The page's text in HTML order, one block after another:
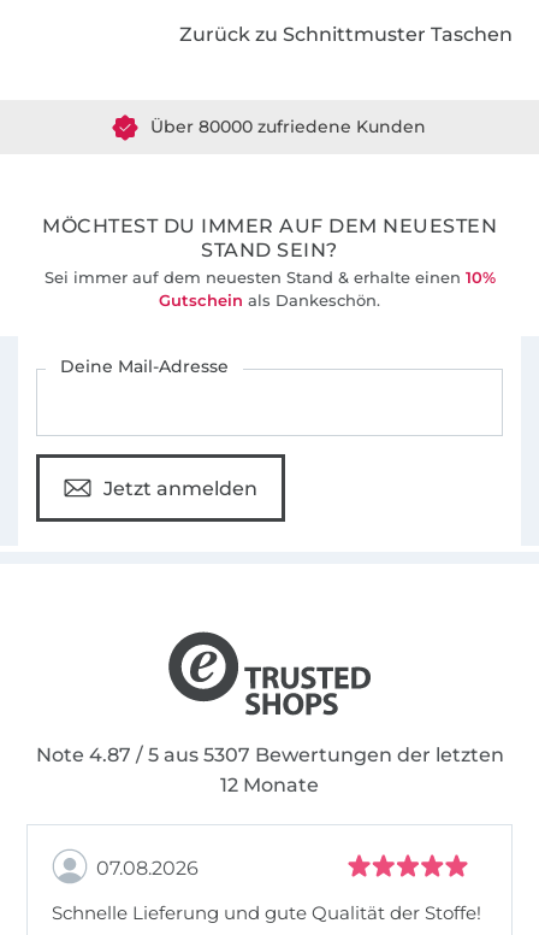
Zurück zu Schnittmuster Taschen
Über 1.8 Millionen Meter Stoff versandfertig
36 Jahre Erfahrung
MÖCHTEST DU IMMER AUF DEM NEUESTEN
STAND SEIN?
Sei immer auf dem neuesten Stand & erhalte einen 10%
Gutschein als Dankeschön.
Deine Mail-Adresse
Jetzt anmelden
Note 4.87 / 5 aus 5307 Bewertungen der letzten
12 Monate
07.08.2026
Schnelle Lieferung und gute Qualität der Stoffe!